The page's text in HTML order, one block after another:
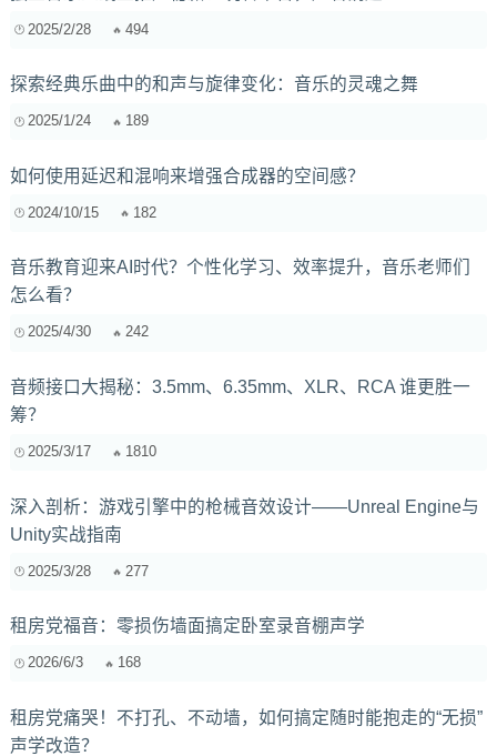
2025/2/28 494
探索经典乐曲中的和声与旋律变化：音乐的灵魂之舞
2025/1/24 189
如何使用延迟和混响来增强合成器的空间感？
2024/10/15 182
音乐教育迎来AI时代？个性化学习、效率提升，音乐老师们
怎么看？
2025/4/30 242
音频接口大揭秘：3.5mm、6.35mm、XLR、RCA 谁更胜一
筹？
2025/3/17 1810
深入剖析：游戏引擎中的枪械音效设计——Unreal Engine与
Unity实战指南
2025/3/28 277
租房党福音：零损伤墙面搞定卧室录音棚声学
2026/6/3 168
租房党痛哭！不打孔、不动墙，如何搞定随时能抱走的“无损”
声学改造？